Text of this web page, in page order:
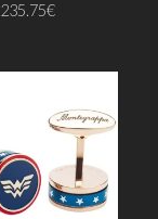
235.75€